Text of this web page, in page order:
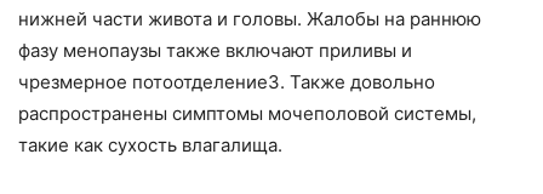
нижней части живота и головы. Жалобы на раннюю
фазу менопаузы также включают приливы и
чрезмерное потоотделение3. Также довольно
распространены симптомы мочеполовой системы,
такие как сухость влагалища.